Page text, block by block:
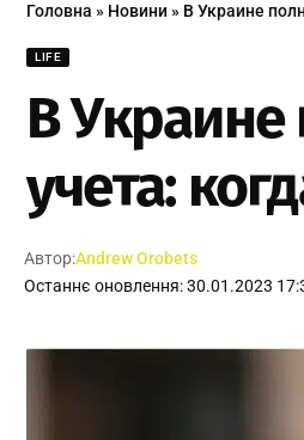
Головна » Новини» В Украине
LIFE
В
учета:
Останнє оновлення: 30.01.2023
Автор:Andrew Orobets